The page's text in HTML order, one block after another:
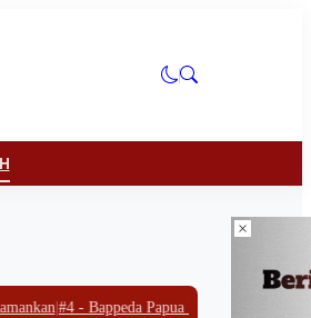
Papua Barat Gandeng SKALA Perkuat
×